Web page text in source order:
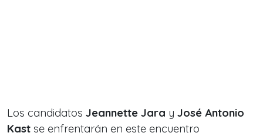
Los candidatos Jeannette Jara y José Antonio
Kast se enfrentarán en este encuentro